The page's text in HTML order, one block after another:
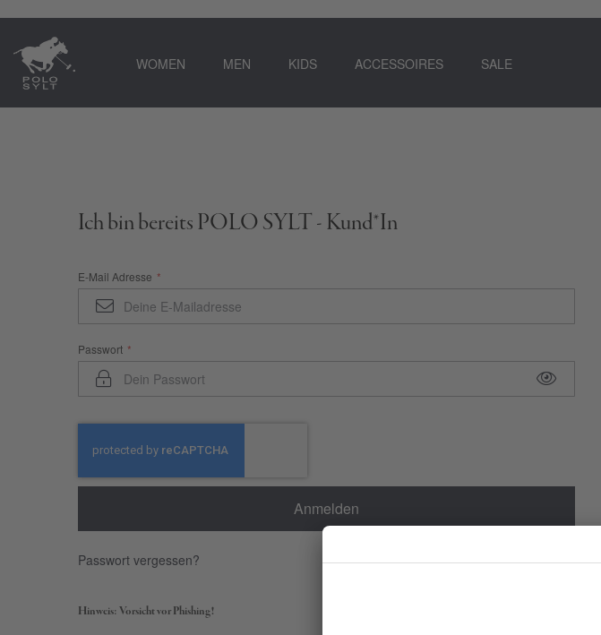
WOMEN MEN KIDS ACCESSOIRES SALE
Ich bin bereits POLO SYLT - Kund*In
E-Mail Adresse
Passwort
Anmelden
Passwort vergessen?
Hinweis: Vorsicht vor Phishing!